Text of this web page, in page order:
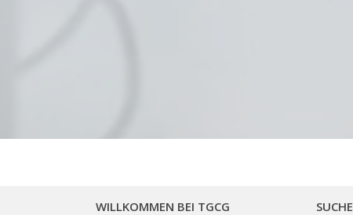
WILLKOMMEN BEI TGCG SUCHE